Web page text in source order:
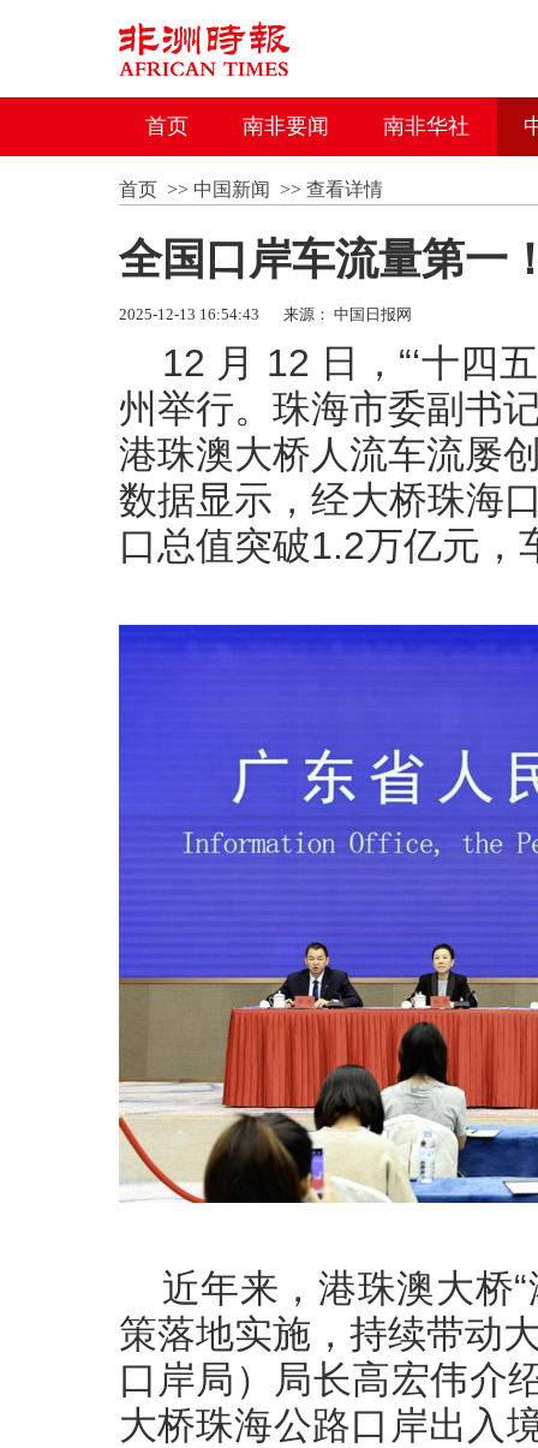
首页 南非要闻 南非华社
首页>> 中国新闻 >> 查看详情
全国口岸车流量第一
2025-12-13 16:54:43 来源： 中国日报网
12 月 12 日，“‘十四
州举行。珠海市委副书
港珠澳大桥人流车流屡
数据显示，经大桥珠海
口总值突破1.2万亿元，
近年来，港珠澳大桥“
策落地实施，持续带动
口岸局）局长高宏伟介
大桥珠海公路口岸出入